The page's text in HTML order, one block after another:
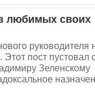
любимых своих
руководителя
пост пустовал
Зеленскому